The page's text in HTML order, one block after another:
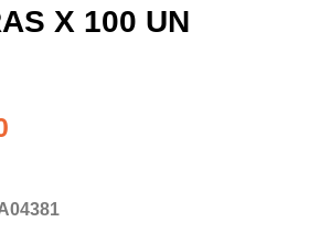
X 100 UN